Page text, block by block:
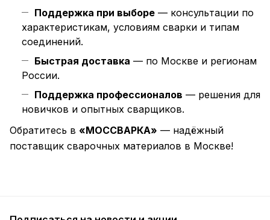
Поддержка при выборе — консультации по
характеристикам, условиям сварки и типам
соединений.
Быстрая доставка — по Москве и регионам
России.
Поддержка профессионалов — решения для
новичков и опытных сварщиков.
Обратитесь в «МОССВАРКА» — надёжный
поставщик сварочных материалов в Москве!